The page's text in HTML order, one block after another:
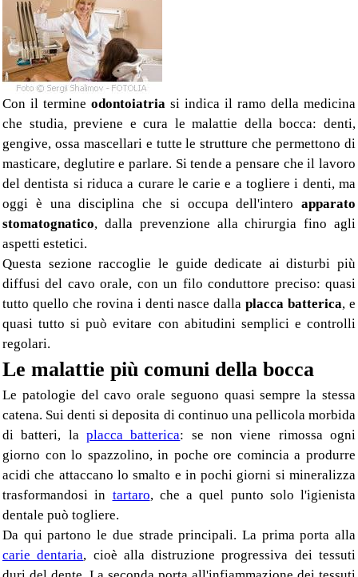
GUIDE SALUTE
CALCOLO PESO IDEALE
Con il termine odontoiatria si indica il ramo della medicina
che studia, previene e cura le malattie della bocca: denti,
gengive, ossa mascellari e tutte le strutture che permettono di
masticare, deglutire e parlare. Si tende a pensare che il lavoro
del dentista si riduca a curare le carie e a togliere i denti, ma
oggi è una disciplina che si occupa dell'intero apparato
stomatognatico, dalla prevenzione alla chirurgia fino agli
aspetti estetici.
Questa sezione raccoglie le guide dedicate ai disturbi più
diffusi del cavo orale, con un filo conduttore preciso: quasi
tutto quello che rovina i denti nasce dallaplacca batterica, e
quasi tutto si può evitare con abitudini semplici e controlli
regolari.
Le malattie più comuni della bocca
Le patologie del cavo orale seguono quasi sempre la stessa
catena. Sui denti si deposita di continuo una pellicola morbida
di batteri, la placca batterica: se non viene rimossa ogni
giorno con lo spazzolino, in poche ore comincia a produrre
acidi che attaccano lo smalto e in pochi giorni si mineralizza
trasformandosi in tartaro, che a quel punto solo l'igienista
dentale può togliere.
Da qui partono le due strade principali. La prima porta alla
carie dentaria, cioè alla distruzione progressiva dei tessuti